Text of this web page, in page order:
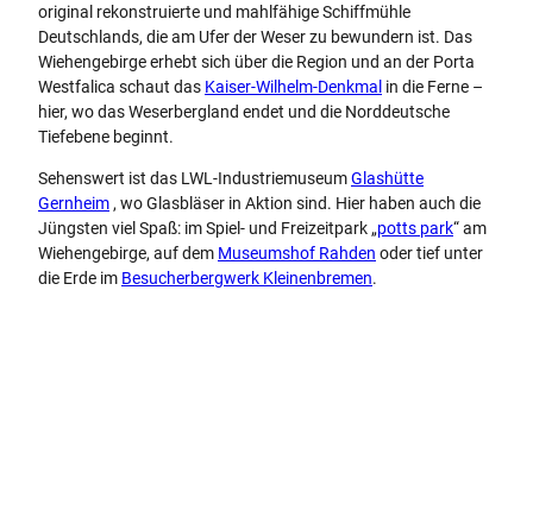
original rekonstruierte und mahlfähige Schiffmühle
Deutschlands, die am Ufer der Weser zu bewundern ist. Das
Wiehengebirge erhebt sich über die Region und an der Porta
Westfalica schaut das Kaiser-Wilhelm-Denkmal in die Ferne –
hier, wo das Weserbergland endet und die Norddeutsche
Tiefebene beginnt.
Sehenswert ist das LWL-IndustriemuseumGlashütte
Gernheim , wo Glasbläser in Aktion sind. Hier haben auch die
Jüngsten viel Spaß: im Spiel- und Freizeitpark „potts park“ am
Wiehengebirge, auf dem Museumshof Rahden oder tief unter
die Erde im Besucherbergwerk Kleinenbremen.